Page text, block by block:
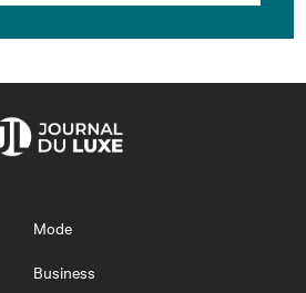
Mode
Business